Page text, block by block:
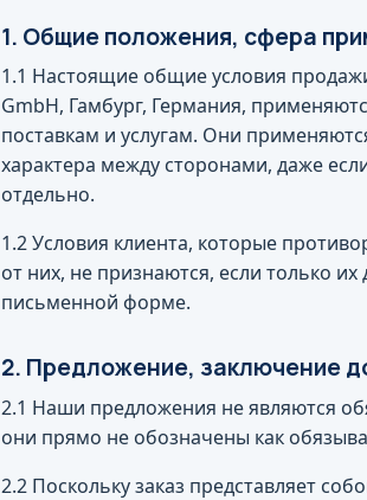
1. Общие положения, сфера
1.1 Настоящие общие условия
GmbH, Гамбург, Германия,
поставкам и услугам. Они
характера между сторонами, даже
отдельно.
1.2 Условия клиента, которые
от них, не признаются, если только
письменной форме.
2. Предложение, заключение
2.1 Наши предложения не являются
они прямо не обозначены как
2.2 Поскольку заказ представляет